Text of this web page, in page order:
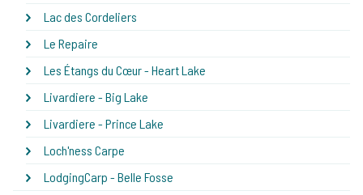
Lac des Cordeliers
Le Repaire
Les Étangs du Cœur - Heart Lake
Livardiere - Big Lake
Livardiere - Prince Lake
Loch'ness Carpe
LodgingCarp - Belle Fosse